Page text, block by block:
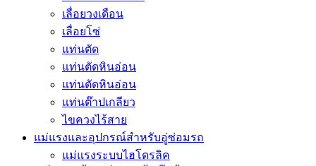
เลื่อยวงเดือน
เลื่อยโซ่
แท่นตัด
แท่นตัดหินอ่อน
แท่นตัดหินอ่อน
แท่นต๊าปเกลียว
ไขควงไร้สาย
แม่แรงและอุปกรณ์สำหรับอู่ซ่อมรถ
แม่แรงระบบไฮโดรลิค